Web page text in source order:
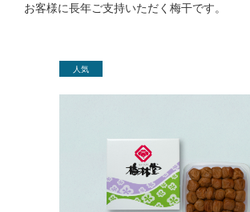
お客様に長年ご支持いただく梅干です。